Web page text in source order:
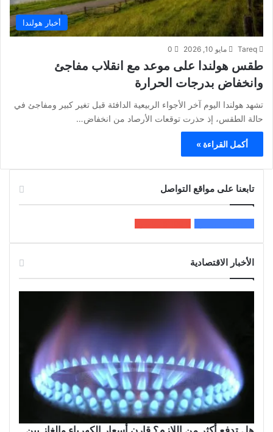
أخبار هولندا
Tareq مايو 10, 2026 0
طقس هولندا على موعد مع انقلاب مفاجئ
وانخفاض بدرجات الحرارة
تشهد هولندا اليوم آخر الأجواء الربيعية الدافئة قبل تغير كبير ومفاجئ في
حالة الطقس، إذ حذرت توقعات الأرصاد من انخفاض…
أكمل القراءة »
تابعنا على مواقع التواصل
الأخبار الاقتصادية